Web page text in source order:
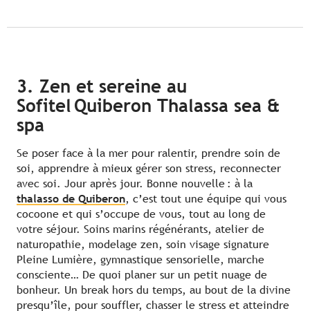
3. Zen et sereine au
Sofitel Quiberon Thalassa sea &
spa
Se poser face à la mer pour ralentir, prendre soin de
soi, apprendre à mieux gérer son stress, reconnecter
avec soi. Jour après jour. Bonne nouvelle : à la
thalasso de Quiberon, c’est tout une équipe qui vous
cocoone et qui s’occupe de vous, tout au long de
votre séjour. Soins marins régénérants, atelier de
naturopathie, modelage zen, soin visage signature
Pleine Lumière, gymnastique sensorielle, marche
consciente… De quoi planer sur un petit nuage de
bonheur. Un break hors du temps, au bout de la divine
presqu’île, pour souffler, chasser le stress et atteindre